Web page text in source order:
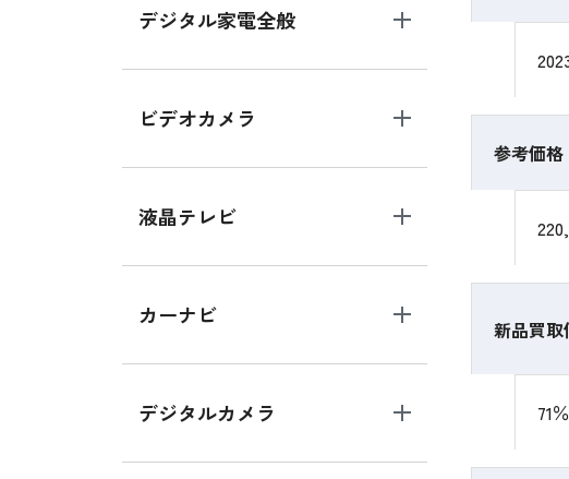
デジタル家電全般
ビデオカメラ
液晶テレビ
カーナビ
デジタルカメラ
参考価格
新品買取
71％